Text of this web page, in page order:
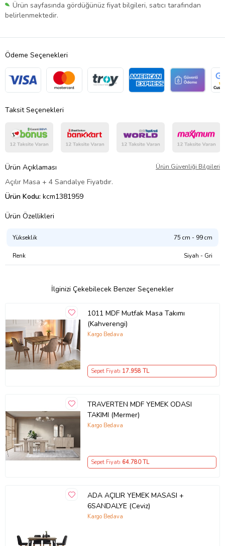
Ürün sayfasında gördüğünüz fiyat bilgileri, satıcı tarafından
belirlenmektedir.
Ödeme Seçenekleri
Taksit Seçenekleri
Ürün Açıklaması Ürün Güvenliği Bilgileri
Açılır Masa + 4 Sandalye Fiyatıdır.
Ürün Kodu: kcm1381959
Ürün Özellikleri
Yükseklik 75 cm - 99 cm
Renk Siyah - Gri
İlginizi Çekebilecek Benzer Seçenekler
1011 MDF Mutfak Masa Takımı
(Kahverengi)
Kargo Bedava
Sepet Fiyatı 17.958TL
TRAVERTEN MDF YEMEK ODASI
TAKIMI (Mermer)
Kargo Bedava
Sepet Fiyatı 64.780TL
ADA AÇILIR YEMEK MASASI +
6SANDALYE (Ceviz)
Kargo Bedava